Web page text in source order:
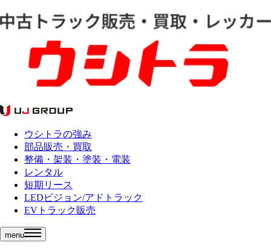
ウシトラの強み
部品販売・買取
整備・架装・塗装・電装
レンタル
短期リース
LEDビジョン/アドトラック
EVトラック販売
menu